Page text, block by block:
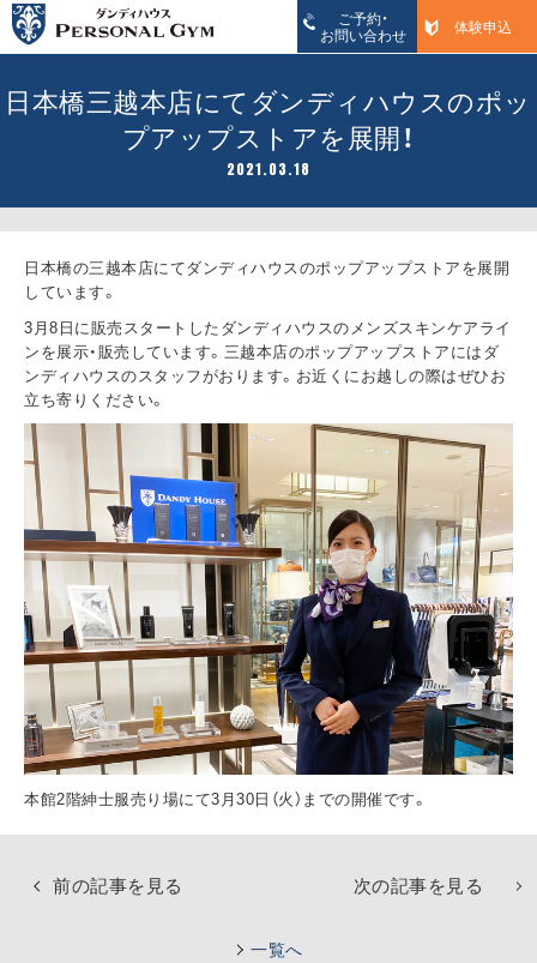
ご予約・
お問い合わせ 体験申込
日本橋三越本店にてダンディハウスのポッ
プアップストアを展開！
2021.03.18
日本橋の三越本店にてダンディハウスのポップアップストアを展開
しています。
3月8日に販売スタートしたダンディハウスのメンズスキンケアライ
ンを展示・販売しています。三越本店のポップアップストアにはダ
ンディハウスのスタッフがおります。お近くにお越しの際はぜひお
立ち寄りください。
本館2階紳士服売り場にて3月30日（火）までの開催です。
前の記事を見る 次の記事を見る
一覧へ